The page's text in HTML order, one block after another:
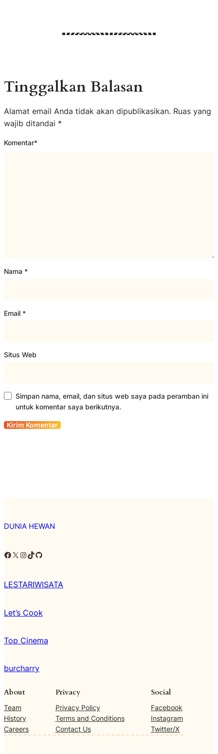
Tinggalkan Balasan
Alamat email Anda tidak akan dipublikasikan. Ruas yang
wajib ditandai *
Komentar*
Nama *
Email *
Situs Web
Simpan nama, email, dan situs web saya pada peramban ini
untuk komentar saya berikutnya.
DUNIA HEWAN
Facebook X Instagram TikTok Github
LESTARIWISATA
Let’s Cook
Top Cinema
burcharry
About
Team
History
Careers
Privacy
Privacy Policy
Terms and Conditions
Contact Us
Social
Facebook
Instagram
Twitter/X